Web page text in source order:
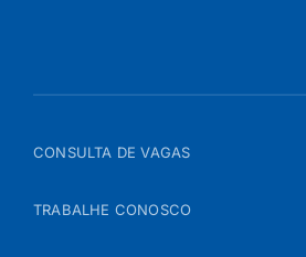
CONSULTA DE VAGAS
TRABALHE CONOSCO